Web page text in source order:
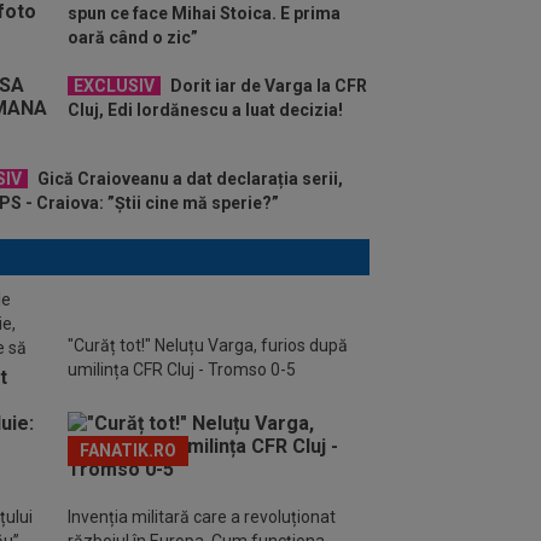
spun ce face Mihai Stoica. E prima
oară când o zic”
EXCLUSIV
Dorit iar de Varga la CFR
Cluj, Edi Iordănescu a luat decizia!
Gică Craioveanu a dat declarația serii,
- Craiova: ”Știi cine mă sperie?”
să
"Curăț tot!" Neluțu Varga, furios după
umilința CFR Cluj - Tromso 0-5
FANATIK.RO
Invenția militară care a revoluționat